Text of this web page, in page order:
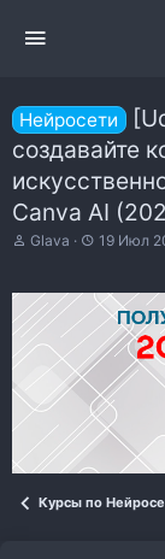
Нейросети
создавайте
Canva AI
А
о
р
т
е
Glava
Д
а
ч
л
а
19 Июл
Курсы по